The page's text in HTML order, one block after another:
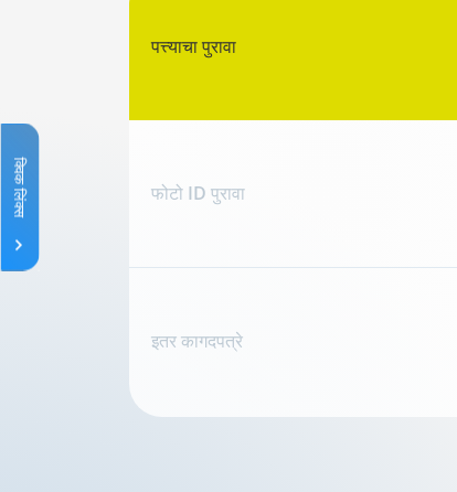
पत्त्याचा पुरावा
फोटो ID पुरावा
इतर कागदपत्रे
क्विक लिंक्स